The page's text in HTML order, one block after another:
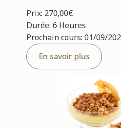
Prix: 270,00€
Durée: 6 Heures
Prochain cours: 01/09/
En savoir plus